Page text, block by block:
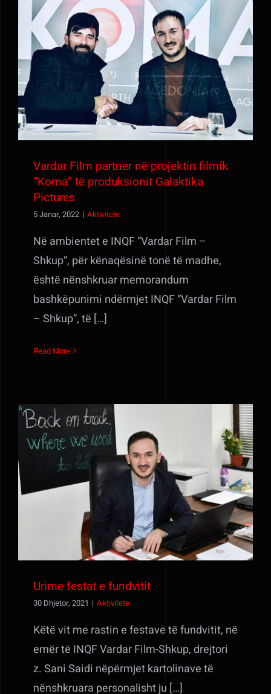
Vardar Film partner në projektin filmik
“Koma” të produksionit Galaktika Pictures
Vardar Film partner në projektin filmik
“Koma” të produksionit Galaktika
Pictures
5 Janar, 2022 | Aktivitete
Në ambientet e INQF “Vardar Film –
Shkup”, për kënaqësinë tonë të madhe,
është nënshkruar memorandum
bashkëpunimi ndërmjet INQF “Vardar Film
– Shkup”, të […]
Read More
Urime festat e fundvitit
Urime festat e fundvitit
30 Dhjetor, 2021 | Aktivitete
Këtë vit me rastin e festave të fundvitit, në
emër të INQF Vardar Film-Shkup, drejtori
z. Sani Saidi nëpërmjet kartolinave të
nënshkruara personalisht ju […]